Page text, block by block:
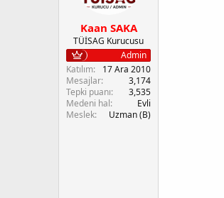
l
a
t
a
n
ç
t
a
r
i
h
Kaan SAKA
TÜİSAG Kurucusu
Admin
Katılım
17 Ara 2010
Mesajlar
3,174
Tepki puanı
3,535
Medeni hal
Evli
Meslek
Uzman (B)